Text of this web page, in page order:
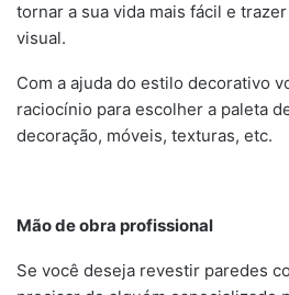
tornar a sua vida mais fácil e
visual.
Com a ajuda do estilo decorativo
raciocínio para escolher a paleta
decoração, móveis, texturas, etc.
Mão de obra profissional
Se você deseja revestir paredes